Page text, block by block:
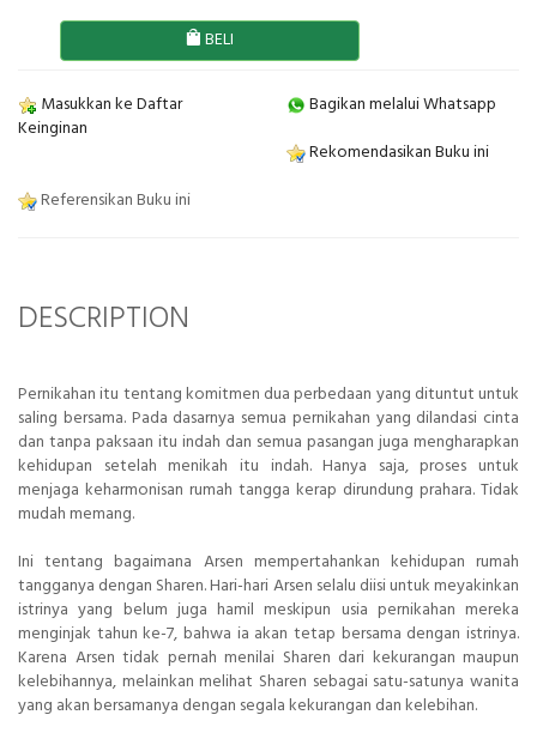
BELI
Masukkan ke Daftar
Keinginan
Bagikan melalui Whatsapp
Rekomendasikan Buku ini
Referensikan Buku ini
DESCRIPTION
Pernikahan itu tentang komitmen dua perbedaan yang dituntut untuk
saling bersama. Pada dasarnya semua pernikahan yang dilandasi cinta
dan tanpa paksaan itu indah dan semua pasangan juga mengharapkan
kehidupan setelah menikah itu indah. Hanya saja, proses untuk
menjaga keharmonisan rumah tangga kerap dirundung prahara. Tidak
mudah memang.
Ini tentang bagaimana Arsen mempertahankan kehidupan rumah
tangganya dengan Sharen. Hari-hari Arsen selalu diisi untuk meyakinkan
istrinya yang belum juga hamil meskipun usia pernikahan mereka
menginjak tahun ke-7, bahwa ia akan tetap bersama dengan istrinya.
Karena Arsen tidak pernah menilai Sharen dari kekurangan maupun
kelebihannya, melainkan melihat Sharen sebagai satu-satunya wanita
yang akan bersamanya dengan segala kekurangan dan kelebihan.